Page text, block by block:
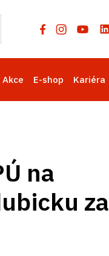
Akce E-shop Kariéra
na
za